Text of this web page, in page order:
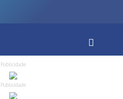
Publicidade
Publicidade